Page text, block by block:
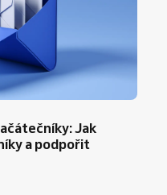
Jak
a podpořit